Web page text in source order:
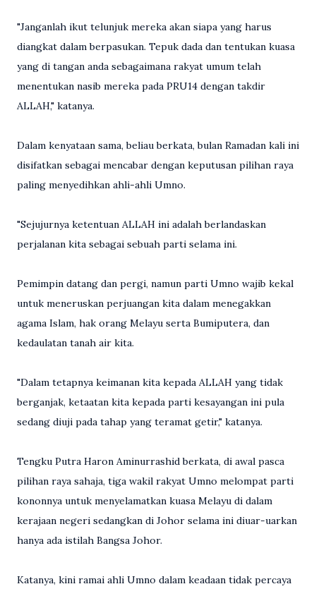
"Janganlah ikut telunjuk mereka akan siapa yang harus
diangkat dalam berpasukan. Tepuk dada dan tentukan kuasa
yang di tangan anda sebagaimana rakyat umum telah
menentukan nasib mereka pada PRU14 dengan takdir
ALLAH," katanya.
Dalam kenyataan sama, beliau berkata, bulan Ramadan kali ini
disifatkan sebagai mencabar dengan keputusan pilihan raya
paling menyedihkan ahli-ahli Umno.
"Sejujurnya ketentuan ALLAH ini adalah berlandaskan
perjalanan kita sebagai sebuah parti selama ini.
Pemimpin datang dan pergi, namun parti Umno wajib kekal
untuk meneruskan perjuangan kita dalam menegakkan
agama Islam, hak orang Melayu serta Bumiputera, dan
kedaulatan tanah air kita.
"Dalam tetapnya keimanan kita kepada ALLAH yang tidak
berganjak, ketaatan kita kepada parti kesayangan ini pula
sedang diuji pada tahap yang teramat getir," katanya.
Tengku Putra Haron Aminurrashid berkata, di awal pasca
pilihan raya sahaja, tiga wakil rakyat Umno melompat parti
kononnya untuk menyelamatkan kuasa Melayu di dalam
kerajaan negeri sedangkan di Johor selama ini diuar-uarkan
hanya ada istilah Bangsa Johor.
Katanya, kini ramai ahli Umno dalam keadaan tidak percaya